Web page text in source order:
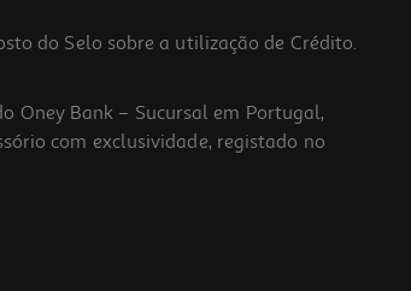
do Selo sobre a utilização de Crédito.
Oney Bank – Sucursal em Portugal,
com exclusividade, registado no